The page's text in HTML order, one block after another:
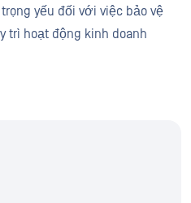
yếu đối với việc bảo vệ
trì hoạt động kinh doanh